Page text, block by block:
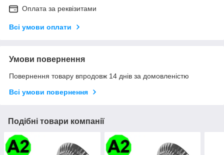
Оплата за реквізитами
Всі умови оплати
Умови повернення
Повернення товару впродовж 14 днів за домовленістю
Всі умови повернення
Подібні товари компанії